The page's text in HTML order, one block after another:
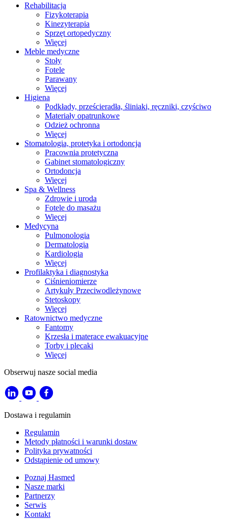
Rehabilitacja
Fizykoterapia
Kinezyterapia
Sprzęt ortopedyczny
Więcej
Meble medyczne
Stoły
Fotele
Parawany
Więcej
Higiena
Podkłady, prześcieradła, śliniaki, ręczniki, czyściwo
Materiały opatrunkowe
Odzież ochronna
Więcej
Stomatologia, protetyka i ortodoncja
Pracownia protetyczna
Gabinet stomatologiczny
Ortodoncja
Więcej
Spa & Wellness
Zdrowie i uroda
Fotele do masażu
Więcej
Medycyna
Pulmonologia
Dermatologia
Kardiologia
Więcej
Profilaktyka i diagnostyka
Ciśnieniomierze
Artykuły Przeciwodleżynowe
Stetoskopy
Więcej
Ratownictwo medyczne
Fantomy
Krzesła i materace ewakuacyjne
Torby i plecaki
Więcej
Obserwuj nasze social media
Dostawa i regulamin
Regulamin
Metody płatności i warunki dostaw
Polityka prywatności
Odstąpienie od umowy
Poznaj Hasmed
Nasze marki
Partnerzy
Serwis
Kontakt